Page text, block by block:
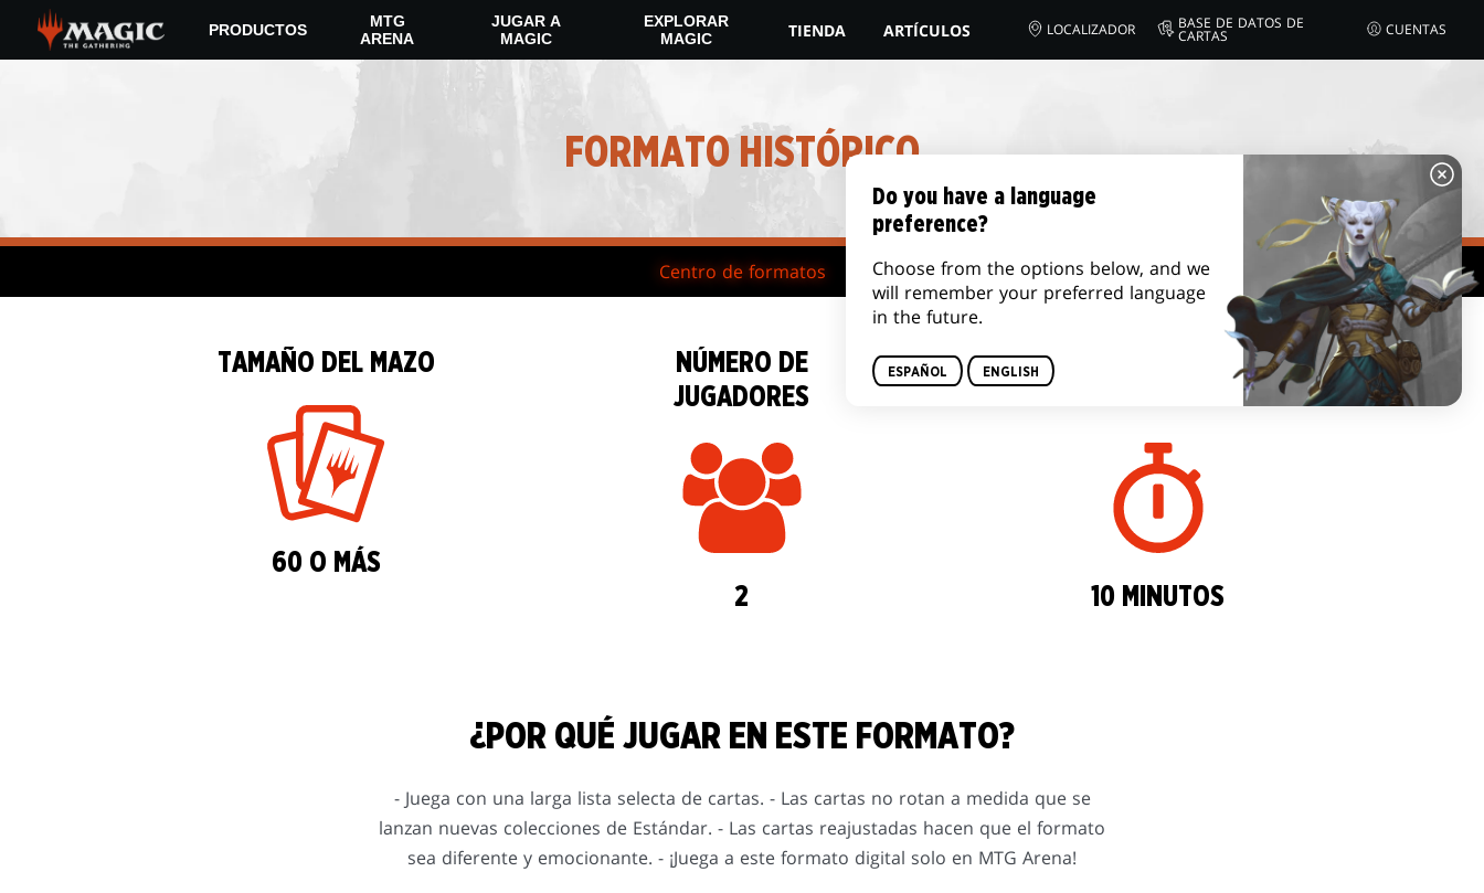
main
PRODUCTOS
MTG
ARENA
JUGAR A
MAGIC
EXPLORAR
MAGIC
TIENDA ARTÍCULOS LOCALIZADOR BASE DE DATOS DE
CARTAS CUENTAS
FORMATO HISTÓRICO
Centro de formatos
TAMAÑO DEL MAZO
60 O MÁS
NÚMERO DE
JUGADORES
2
DURACIÓN DE UN
10 MINUTOS
¿POR QUÉ JUGAR EN ESTE FORMATO?
- Juega con una larga lista selecta de cartas. - Las cartas no rotan a medida que se
lanzan nuevas colecciones de Estándar. - Las cartas reajustadas hacen que el formato
sea diferente y emocionante. - ¡Juega a este formato digital solo en MTG Arena!
Do you have a language
preference?
Choose from the options below, and we
will remember your preferred language
in the future.
ESPAÑOL ENGLISH